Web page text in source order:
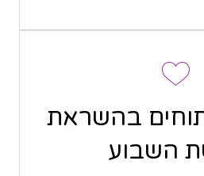
בהשראת
השבוע